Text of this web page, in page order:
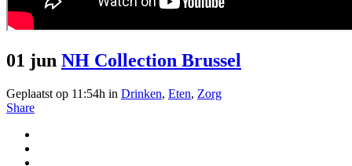
01 jun NH Collection Brussel
Geplaatst op 11:54h in Drinken, Eten, Zorg
Share